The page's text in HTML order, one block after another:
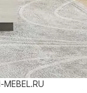
MEBEL.RU